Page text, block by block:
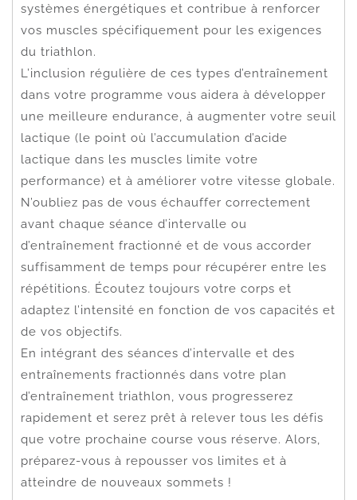
systèmes énergétiques et contribue à renforcer
vos muscles spécifiquement pour les exigences
du triathlon.
L’inclusion régulière de ces types d’entraînement
dans votre programme vous aidera à développer
une meilleure endurance, à augmenter votre seuil
lactique (le point où l’accumulation d’acide
lactique dans les muscles limite votre
performance) et à améliorer votre vitesse globale.
N’oubliez pas de vous échauffer correctement
avant chaque séance d’intervalle ou
d’entraînement fractionné et de vous accorder
suffisamment de temps pour récupérer entre les
répétitions. Écoutez toujours votre corps et
adaptez l’intensité en fonction de vos capacités et
de vos objectifs.
En intégrant des séances d’intervalle et des
entraînements fractionnés dans votre plan
d’entraînement triathlon, vous progresserez
rapidement et serez prêt à relever tous les défis
que votre prochaine course vous réserve. Alors,
préparez-vous à repousser vos limites et à
atteindre de nouveaux sommets !